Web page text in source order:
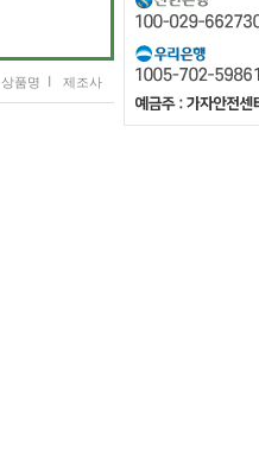
상품명 제조사